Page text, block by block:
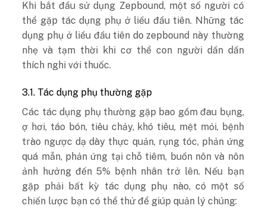
Khi bắt đầu sử dụng Zepbound, một số người có
thể gặp tác dụng phụ ở liều đầu tiên. Những tác
dụng phụ ở liều đầu tiên do zepbound này thường
nhẹ và tạm thời khi cơ thể con người dần dần
thích nghi với thuốc.
3.1. Tác dụng phụ thường gặp
Các tác dụng phụ thường gặp bao gồm đau bụng,
ợ hơi, táo bón, tiêu chảy, khó tiêu, mệt mỏi, bệnh
trào ngược dạ dày thực quản, rụng tóc, phản ứng
quá mẫn, phản ứng tại chỗ tiêm, buồn nôn và nôn
ảnh hưởng đến 5% bệnh nhân trở lên. Nếu bạn
gặp phải bất kỳ tác dụng phụ nào, có một số
chiến lược bạn có thể thử để giúp quản lý chúng: